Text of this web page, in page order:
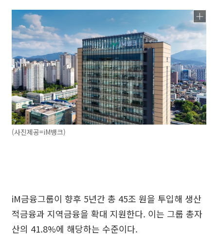
(사진제공=iM뱅크)
iM금융그룹이 향후 5년간 총 45조 원을 투입해 생산
적금융과 지역금융을 확대 지원한다. 이는 그룹 총자
산의 41.8%에 해당하는 수준이다.